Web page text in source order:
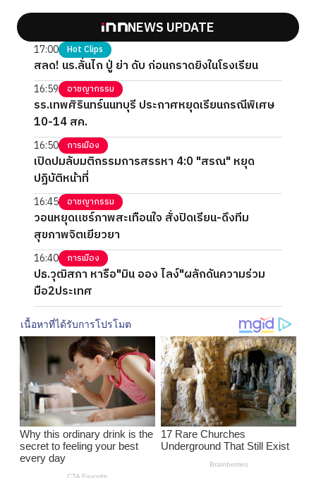
NEWS UPDATE
17:00 Hot Clips
สลด! นร.ลั่นไก ปู่ ย่า ดับ ก่อนกราดยิงในโรงเรียน
16:59 อาชญากรรม
รร.เทพศิรินทร์นนทบุรี ประกาศหยุดเรียนกรณีพิเศษ
10-14 สค.
16:50 การเมือง
เปิดปมลับมติกรรมการสรรหา 4:0 "สรณ" หยุด
ปฏิบัติหน้าที่
16:45 อาชญากรรม
วอนหยุดแชร์ภาพสะเทือนใจ สั่งปิดเรียน-ดึงทีม
สุขภาพจิตเยียวยา
16:40 การเมือง
ปธ.วุฒิสภา หารือ"มิน ออง ไลง์"ผลักดันความร่วม
มือ2ประเทศ